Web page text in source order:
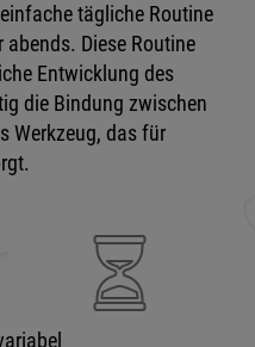
tägliche Routine
Diese Routine
Entwicklung des
die Bindung zwischen
Werkzeug, das für